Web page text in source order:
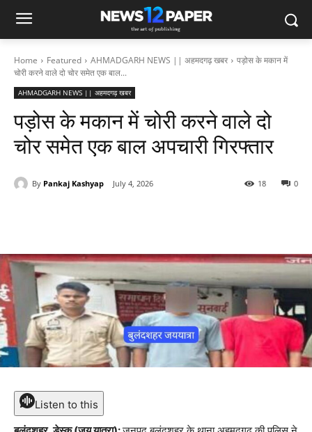
Home Featured AHMADGARH NEWS || अहमदगढ़ खबर
पड़ोस के मकान में
चोरी करने वाले दो चोर समेत एक बाल...
AHMADGARH NEWS || अहमदगढ़ खबर
पड़ोस के मकान में चोरी करने वाले दो
चोर समेत एक बाल अपचारी गिरफ्तार
By Pankaj Kashyap July 4, 2026 0
18
Listen to this